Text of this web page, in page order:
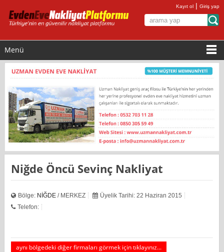
Kayıt ol |Giriş yap
Menü
Niğde Öncü Sevinç Nakliyat
Bölge: NİĞDE / MERKEZ
Üyelik Tarihi: 22 Haziran 2015
Telefon:
aynı bölgedeki diğer firmaları görmek için tıklayınız...